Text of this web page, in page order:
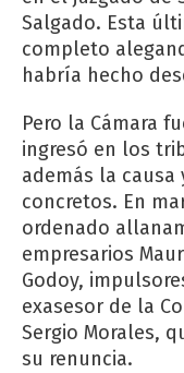
Salgado. Esta
completo
habría hecho
Pero la Cámara
ingresó en los
además la causa
concretos. En
ordenado
empresarios
Godoy,
exasesor de la
Sergio Morales,
su renuncia.